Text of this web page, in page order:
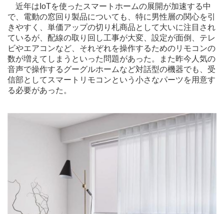
近年はIoTを使ったスマートホームの展開が加速する中
で、電動の窓回り製品についても、特に男性層の関心を引
きやすく、単価アップの切り札商品として大いに注目され
ているが、配線の取り回し工事が大変、設定が面倒、テレ
ビやエアコンなど、それぞれを操作するためのリモコンの
数が増えてしまうといった問題があった。また昨今人気の
音声で操作するグーグルホームなど対話型の機器でも、受
信部としてスマートリモコンという小さなパーツを用意す
る必要があった。